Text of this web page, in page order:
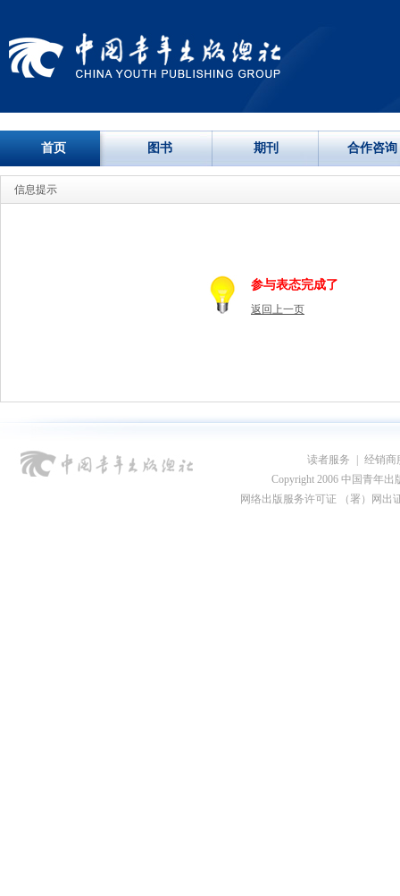
首页 图书 期刊 合作咨询
信息提示
参与表态完成了
返回上一页
读者服务
经销商
Copyright 2006 中国青年出
网络出版服务许可证 （署）网出